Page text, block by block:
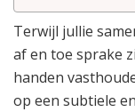
Terwijl jullie
af en toe sprake
handen
op een subtiele